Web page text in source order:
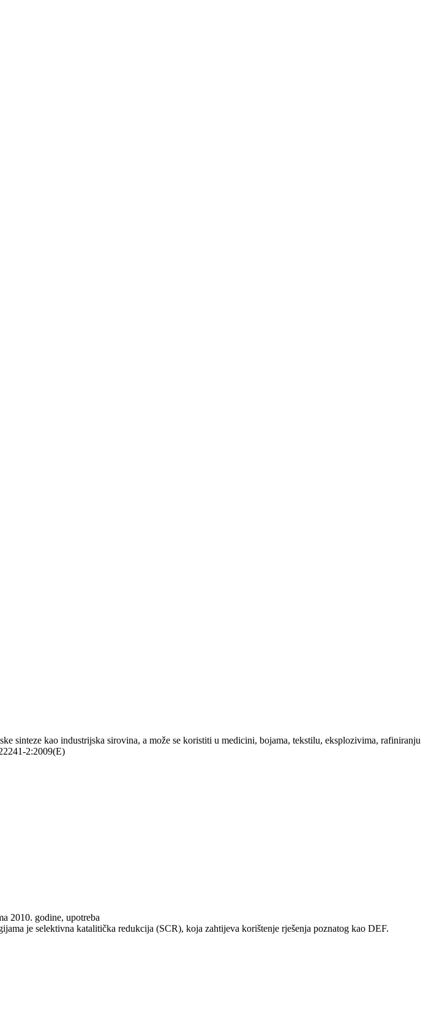
sinteze kao industrijska sirovina, a može se koristiti u medicini, bojama, tekstilu, eksplozivima, rafiniranju
2:2009(E)
2010. godine, upotreba
je selektivna katalitička redukcija (SCR), koja zahtijeva korištenje rješenja poznatog kao DEF.